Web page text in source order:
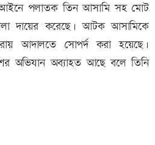
আইনে পলাতক তিন আসামি সহ মোট
দায়ের করেছে। আটক আসামিকে
আদালতে সোপর্দ করা হয়েছে।
অভিযান অব্যাহত আছে বলে তিনি